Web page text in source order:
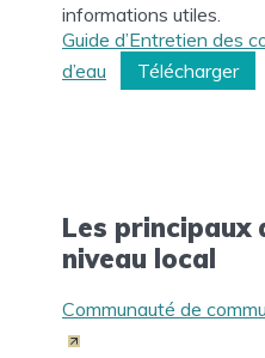
informations utiles.
Guide d’Entretien des
d’eau
Télécharger
Les principaux
niveau local
Communauté de